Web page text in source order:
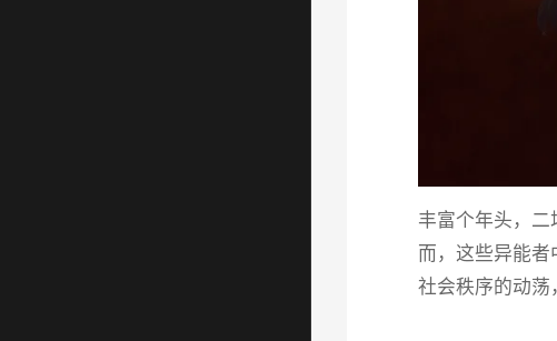
丰富个年头，
而，这些异能
社会秩序的动荡